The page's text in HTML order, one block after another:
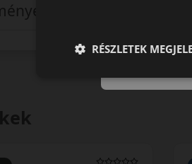
RÉSZLETEK